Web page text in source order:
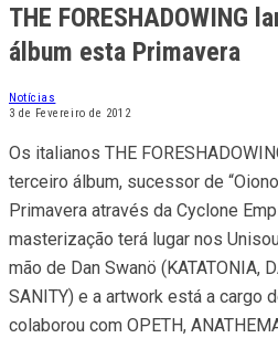
THE FORESHADOWING
álbum esta Primavera
Notícias
3 de Fevereiro de 2012
Os italianos THE
terceiro álbum, sucessor de
Primavera através da Cyclone
masterização terá lugar nos
mão de Dan Swanö (KATATONIA,
SANITY) e a artwork está a cargo
colaborou com OPETH,